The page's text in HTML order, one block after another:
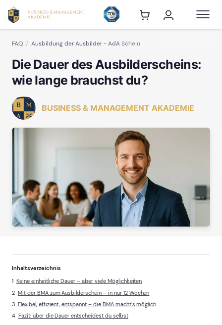
FAQ Ausbildung der Ausbilder - AdA Schein
Die Dauer des Ausbilderscheins:
wie lange brauchst du?
BUSINESS & MANAGEMENT AKADEMIE
Inhaltsverzeichnis
Keine einheitliche Dauer – aber viele Möglichkeiten
Mit der BMA zum Ausbilderschein – in nur 12 Wochen
Flexibel, effizient, entspannt – die BMA macht’s möglich
Fazit: über die Dauer entscheidest du selbst